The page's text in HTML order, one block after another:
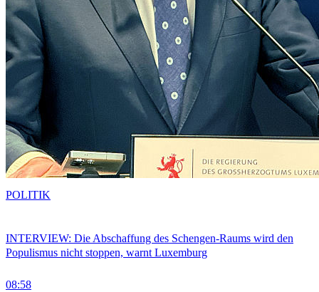
INTERVIEW: Die Abschaffung des Schengen-Raums wird den
Populismus nicht stoppen, warnt Luxemburg
08:58
POLITIK